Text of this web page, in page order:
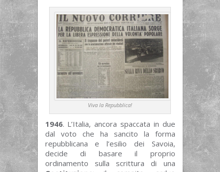
Viva la Repubblica!
1946. L’Italia, ancora spaccata in due
dal voto che ha sancito la forma
repubblicana e l’esilio dei Savoia,
decide di basare il proprio
ordinamento sulla scrittura di una